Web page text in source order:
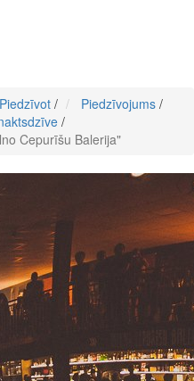
Piedzīvot / Piedzīvojums /
/
Cepurīšu Balerija"